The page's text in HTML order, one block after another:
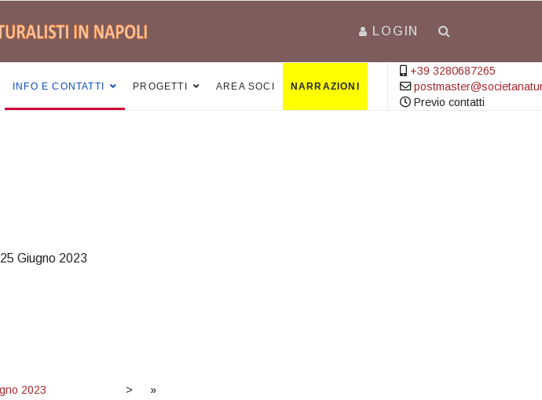
LOGIN
INFO E CONTATTI PROGETTI AREA SOCI NARRAZIONI
+39 3280687265
Previo contatti
Giugno 2023
2023 > »